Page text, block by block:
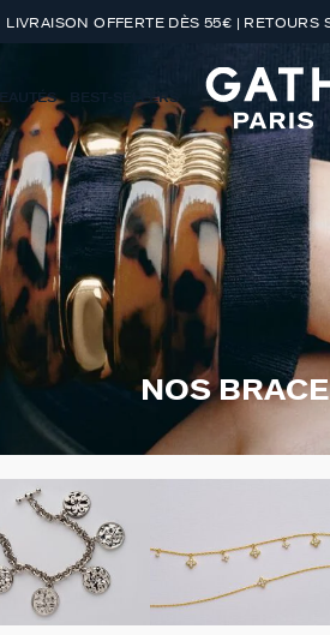
LIVRAISON OFFERTE DÈS 55€ | RETOURS
BEST-SELLERS
NOS